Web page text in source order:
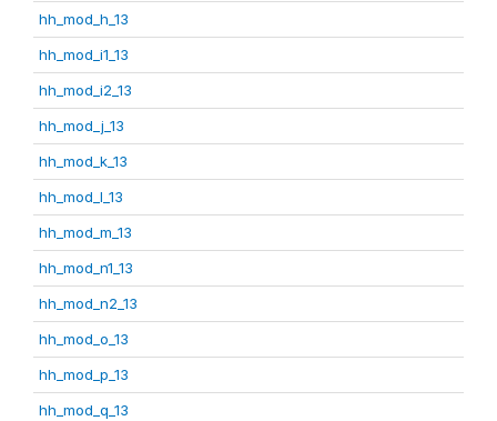
hh_mod_h_13
hh_mod_i1_13
hh_mod_i2_13
hh_mod_j_13
hh_mod_k_13
hh_mod_l_13
hh_mod_m_13
hh_mod_n1_13
hh_mod_n2_13
hh_mod_o_13
hh_mod_p_13
hh_mod_q_13